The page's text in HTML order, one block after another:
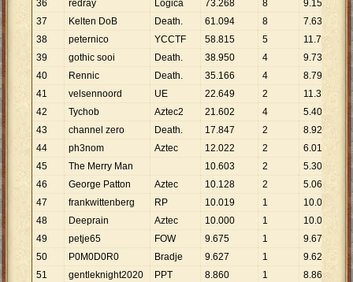
36
redray Logica 73.268 8 9.159
37
Kelten DoB Death. 61.094 8 7.637
38
peternico YCCTF 58.815 5 11.763
39
gothic sooi Death. 38.950 4 9.738
40
Rennic Death. 35.166 4 8.792
41
velsennoord UE 22.649 2 11.325
42
Tychob Aztec2 21.602 4 5.401
43
channel zero Death. 17.847 2 8.924
44
ph3nom Aztec 12.022 2 6.011
45
The Merry Man 10.603 2 5.302
46
George Patton Aztec 10.128 2 5.064
47
frankwittenberg RP 10.019 1 10.019
48
Deeprain Aztec 10.000 1 10.000
49
petje65 FOW 9.675 1 9.675
50
P0M0D0R0 Bradje 9.627 1 9.627
51
gentleknight2020 PPT 8.860 1 8.860